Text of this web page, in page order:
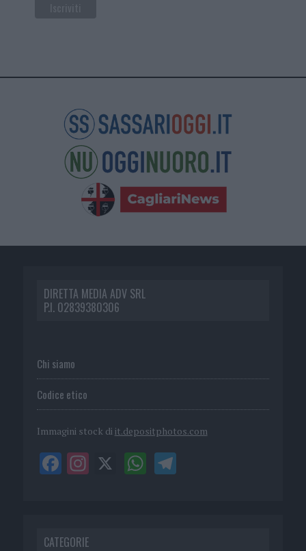
DIRETTA MEDIA ADV SRL
P.I. 02839380306
Chi siamo
Codice etico
Immagini stock di it.depositphotos.com
CATEGORIE